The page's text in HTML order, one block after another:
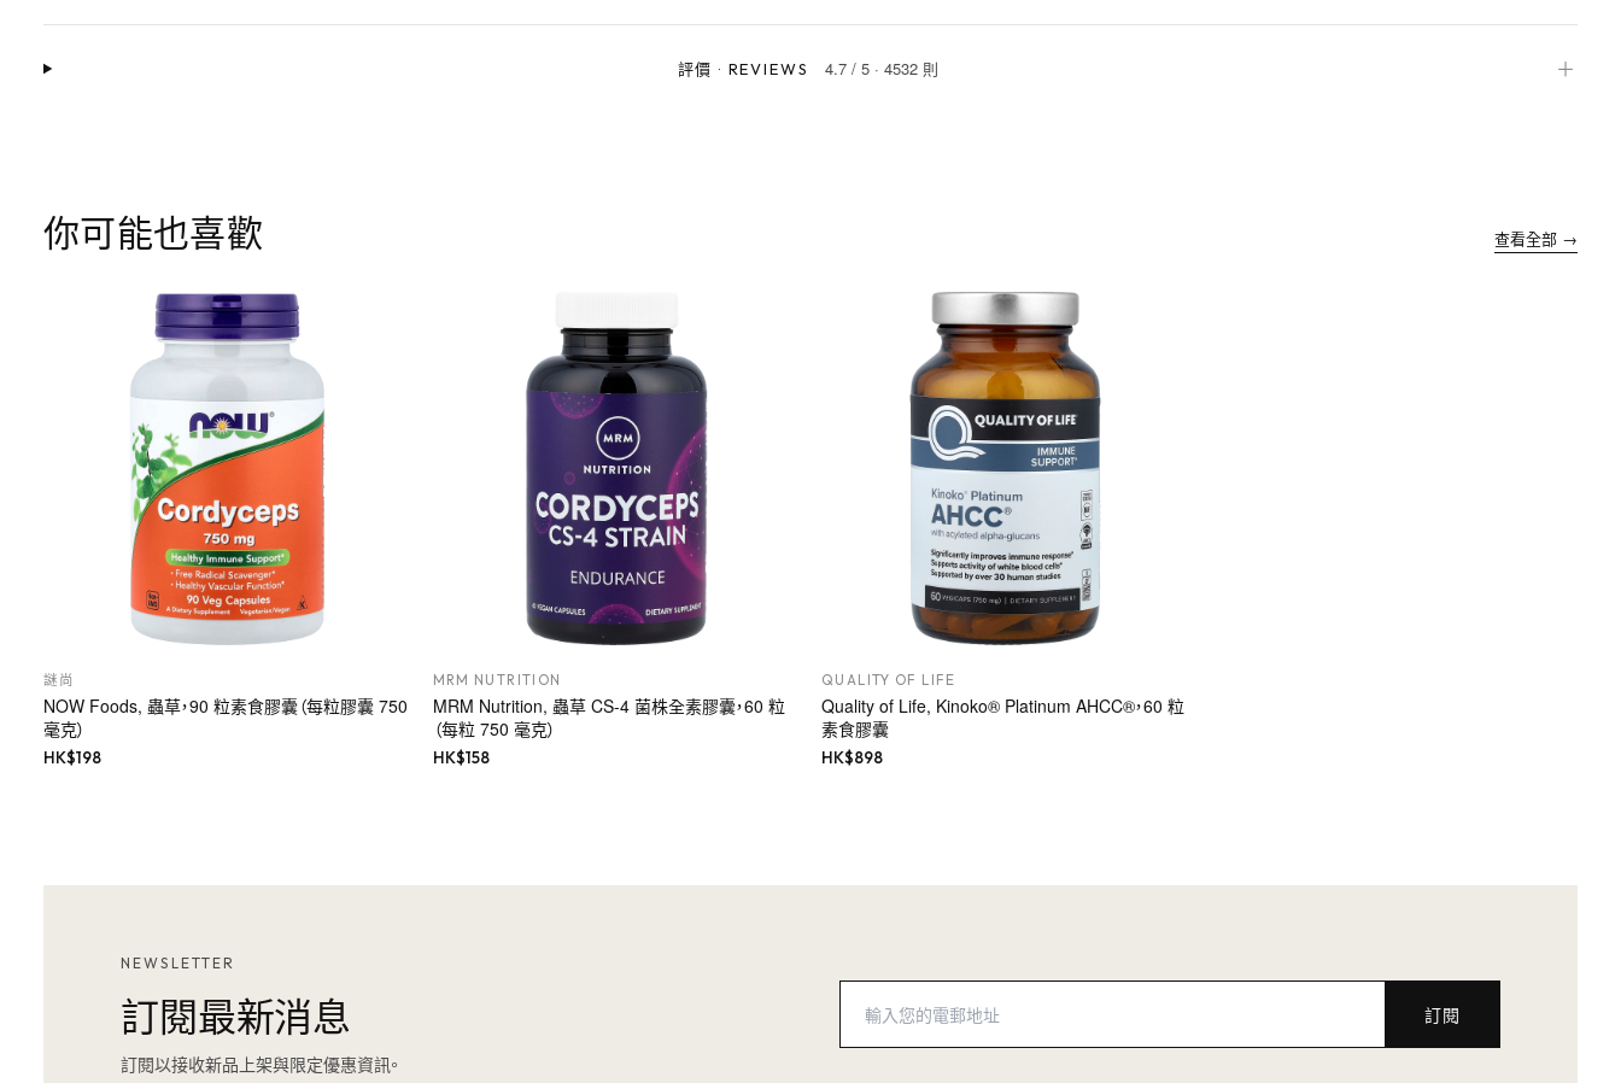
評價 · REVIEWS 4.7 /5 ·4532 則 ＋
你可能也喜歡 查看全部 →
謎尚
NOW Foods, 蟲草，90 粒素食膠囊（每粒膠囊 750
毫克）
HK$198
MRM NUTRITION
MRM Nutrition, 蟲草 CS-4 菌株全素膠囊，60 粒
（每粒 750 毫克）
HK$158
QUALITY OF LIFE
Quality of Life, Kinoko® Platinum AHCC®，60 粒
素食膠囊
HK$898
NEWSLETTER
訂閱最新消息
訂閱以接收新品上架與限定優惠資訊。
訂閱